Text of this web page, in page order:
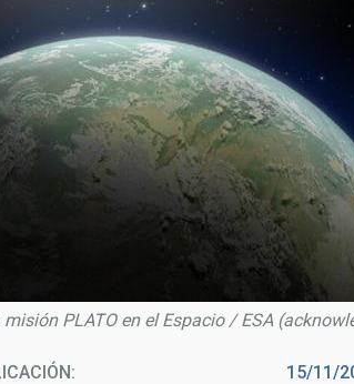
misión PLATO en el Espacio / ESA
15/11/